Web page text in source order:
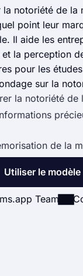
la notoriété de la
point leur
Il aide les
et la perception
pour les
sur la
la notoriété de
de la
Utiliser le modèle
Team